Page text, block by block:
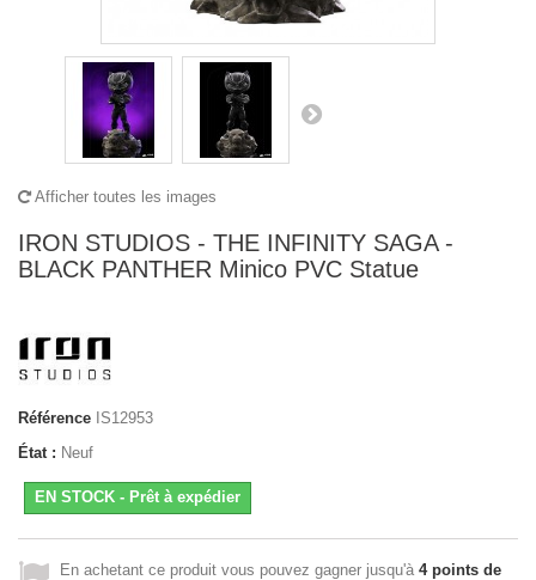
Afficher toutes les images
IRON STUDIOS - THE INFINITY SAGA -
BLACK PANTHER Minico PVC Statue
Référence IS12953
État : Neuf
EN STOCK - Prêt à expédier
En achetant ce produit vous pouvez gagner jusqu'à 4points de